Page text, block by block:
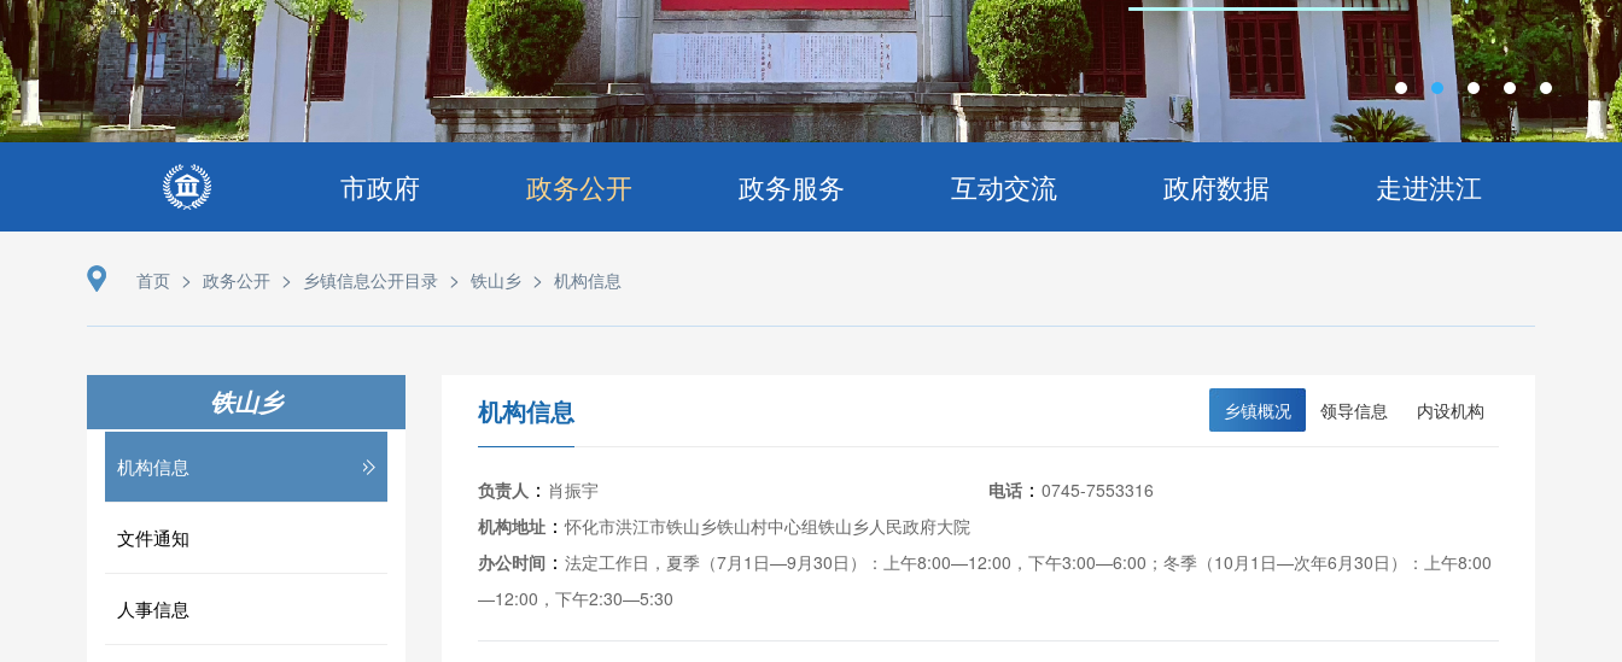
市政府 政务公开 政务服务 互动交流 政府数据 走进洪江
首页 > 政务公开 > 乡镇信息公开目录 > 铁山乡 > 机构信息
铁山乡
机构信息
文件通知
人事信息
机构信息 乡镇概况 领导信息 内设机构
负责人 ： 肖振宇 电话 ： 0745-7553316
机构地址 ：怀化市洪江市铁山乡铁山村中心组铁山乡人民政府大院
办公时间 ： 法定工作日，夏季（7月1日—9月30日）：上午8:00—12:00，下午3:00—6:00；冬季（10月1日—次年6月30日）：上午8:00
—12:00，下午2:30—5:30